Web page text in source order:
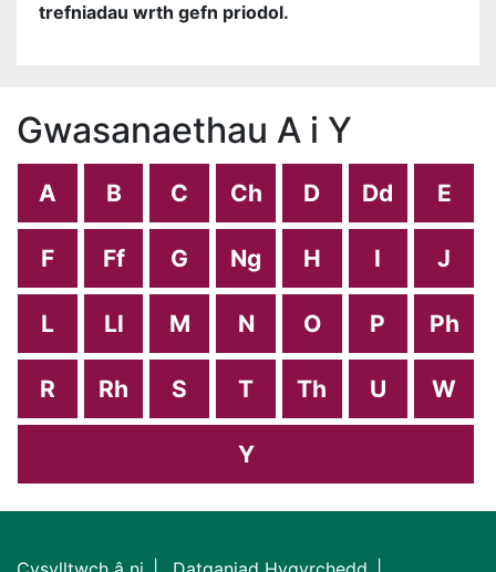
trefniadau wrth gefn priodol.
Gwasanaethau A i Y
A B C Ch D Dd E
F Ff G Ng H I J
L Ll M N O P Ph
R Rh S T Th U W
Y